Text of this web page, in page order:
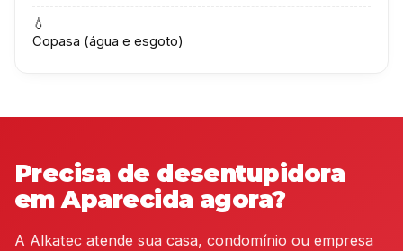
💧
Copasa (água e esgoto)
Precisa de desentupidora
em Aparecida agora?
A Alkatec atende sua casa, condomínio ou empresa